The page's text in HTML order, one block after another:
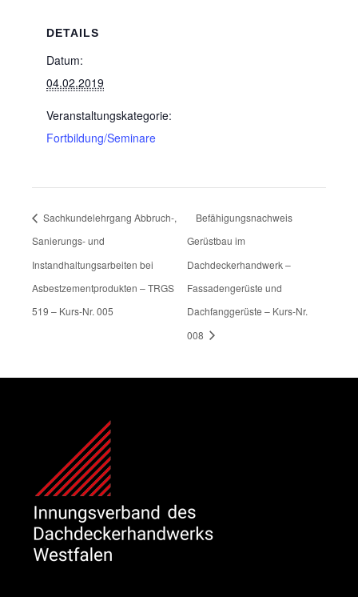
DETAILS
Datum:
04.02.2019
Veranstaltungskategorie:
Fortbildung/Seminare
Sachkundelehrgang Abbruch-,
Sanierungs- und
Instandhaltungsarbeiten bei
Asbestzementprodukten – TRGS
519 – Kurs-Nr. 005
Befähigungsnachweis
Gerüstbau im
Dachdeckerhandwerk –
Fassadengerüste und
Dachfanggerüste – Kurs-Nr.
008